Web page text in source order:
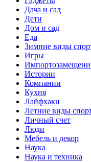
Дача и сад
Дети
Дом и сад
Еда
Зимние виды
Игры
Истории
Компании
Кухня
Лайфхаки
Летние виды
Личный счет
Люди
Мебель и декор
Наука
Наука и техника